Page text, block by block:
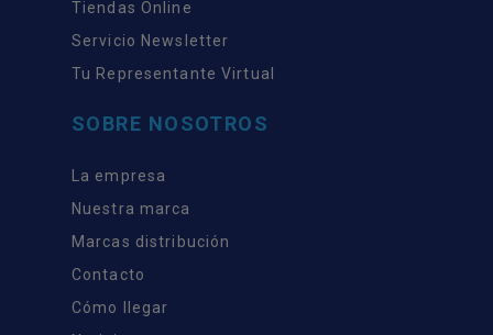
Tiendas Online
Servicio Newsletter
Tu Representante Virtual
SOBRE NOSOTROS
La empresa
Nuestra marca
Marcas distribución
Contacto
Cómo llegar